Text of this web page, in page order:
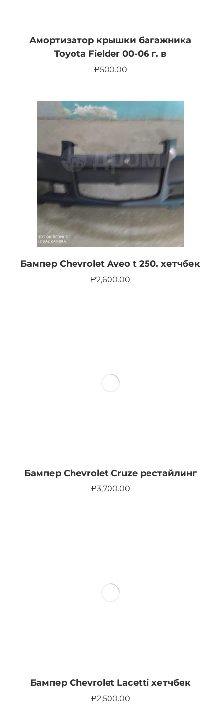
Амортизатор крышки багажника
Toyota Fielder 00-06 г. в
Р500.00
Бампер Chevrolet Aveo t 250. хетчбек
Р2,600.00
Бампер Chevrolet Cruze рестайлинг
Р3,700.00
Бампер Chevrolet Lacetti хетчбек
Р2,500.00